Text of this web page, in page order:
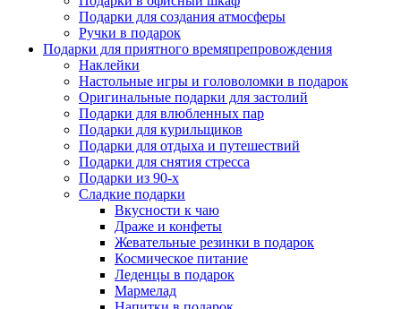
Подарки для создания атмосферы
Ручки в подарок
Подарки для приятного времяпрепровождения
Наклейки
Настольные игры и головоломки в подарок
Оригинальные подарки для застолий
Подарки для влюбленных пар
Подарки для курильщиков
Подарки для отдыха и путешествий
Подарки для снятия стресса
Подарки из 90-х
Сладкие подарки
Вкусности к чаю
Драже и конфеты
Жевательные резинки в подарок
Космическое питание
Леденцы в подарок
Мармелад